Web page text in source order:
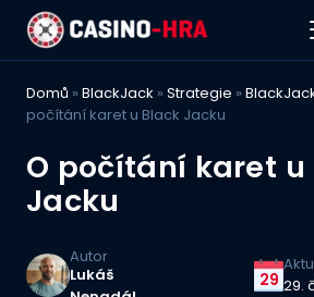
Domů » BlackJack » Strategie »
počítání karet u Black Jacku
O počítání karet u
Jacku
Autor
Lukáš
29 29.